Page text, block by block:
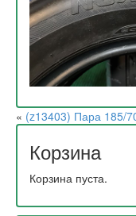
« (z13403) Пара 185/
Корзина
Корзина пуста.